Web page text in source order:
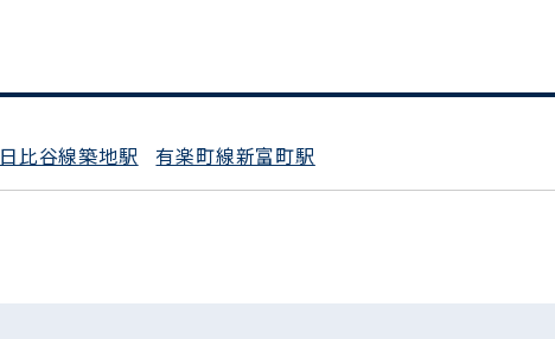
日比谷線築地駅 有楽町線新富町駅